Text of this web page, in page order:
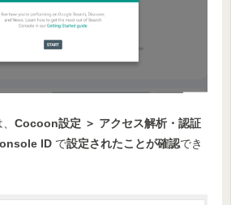
Cocoon設定 ＞ アクセス解析・認証
ID で設定されたことが確認でき